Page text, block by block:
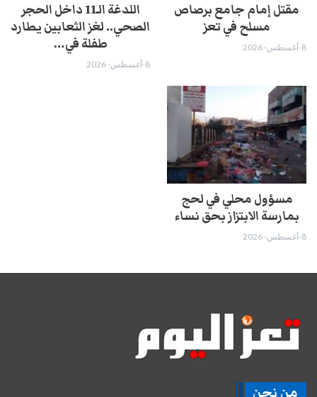
مقتل إمام جامع برصاص
مسلح في تعز
8-أغسطس- 2026
اللدغة الـ11 داخل الحجر
الصحي.. لغز الثعابين يطارد
طفلة في…
8-أغسطس- 2026
مسؤول محلي في لحج
بمارسة الابتزاز بحق نساء
8-أغسطس- 2026
من نحن